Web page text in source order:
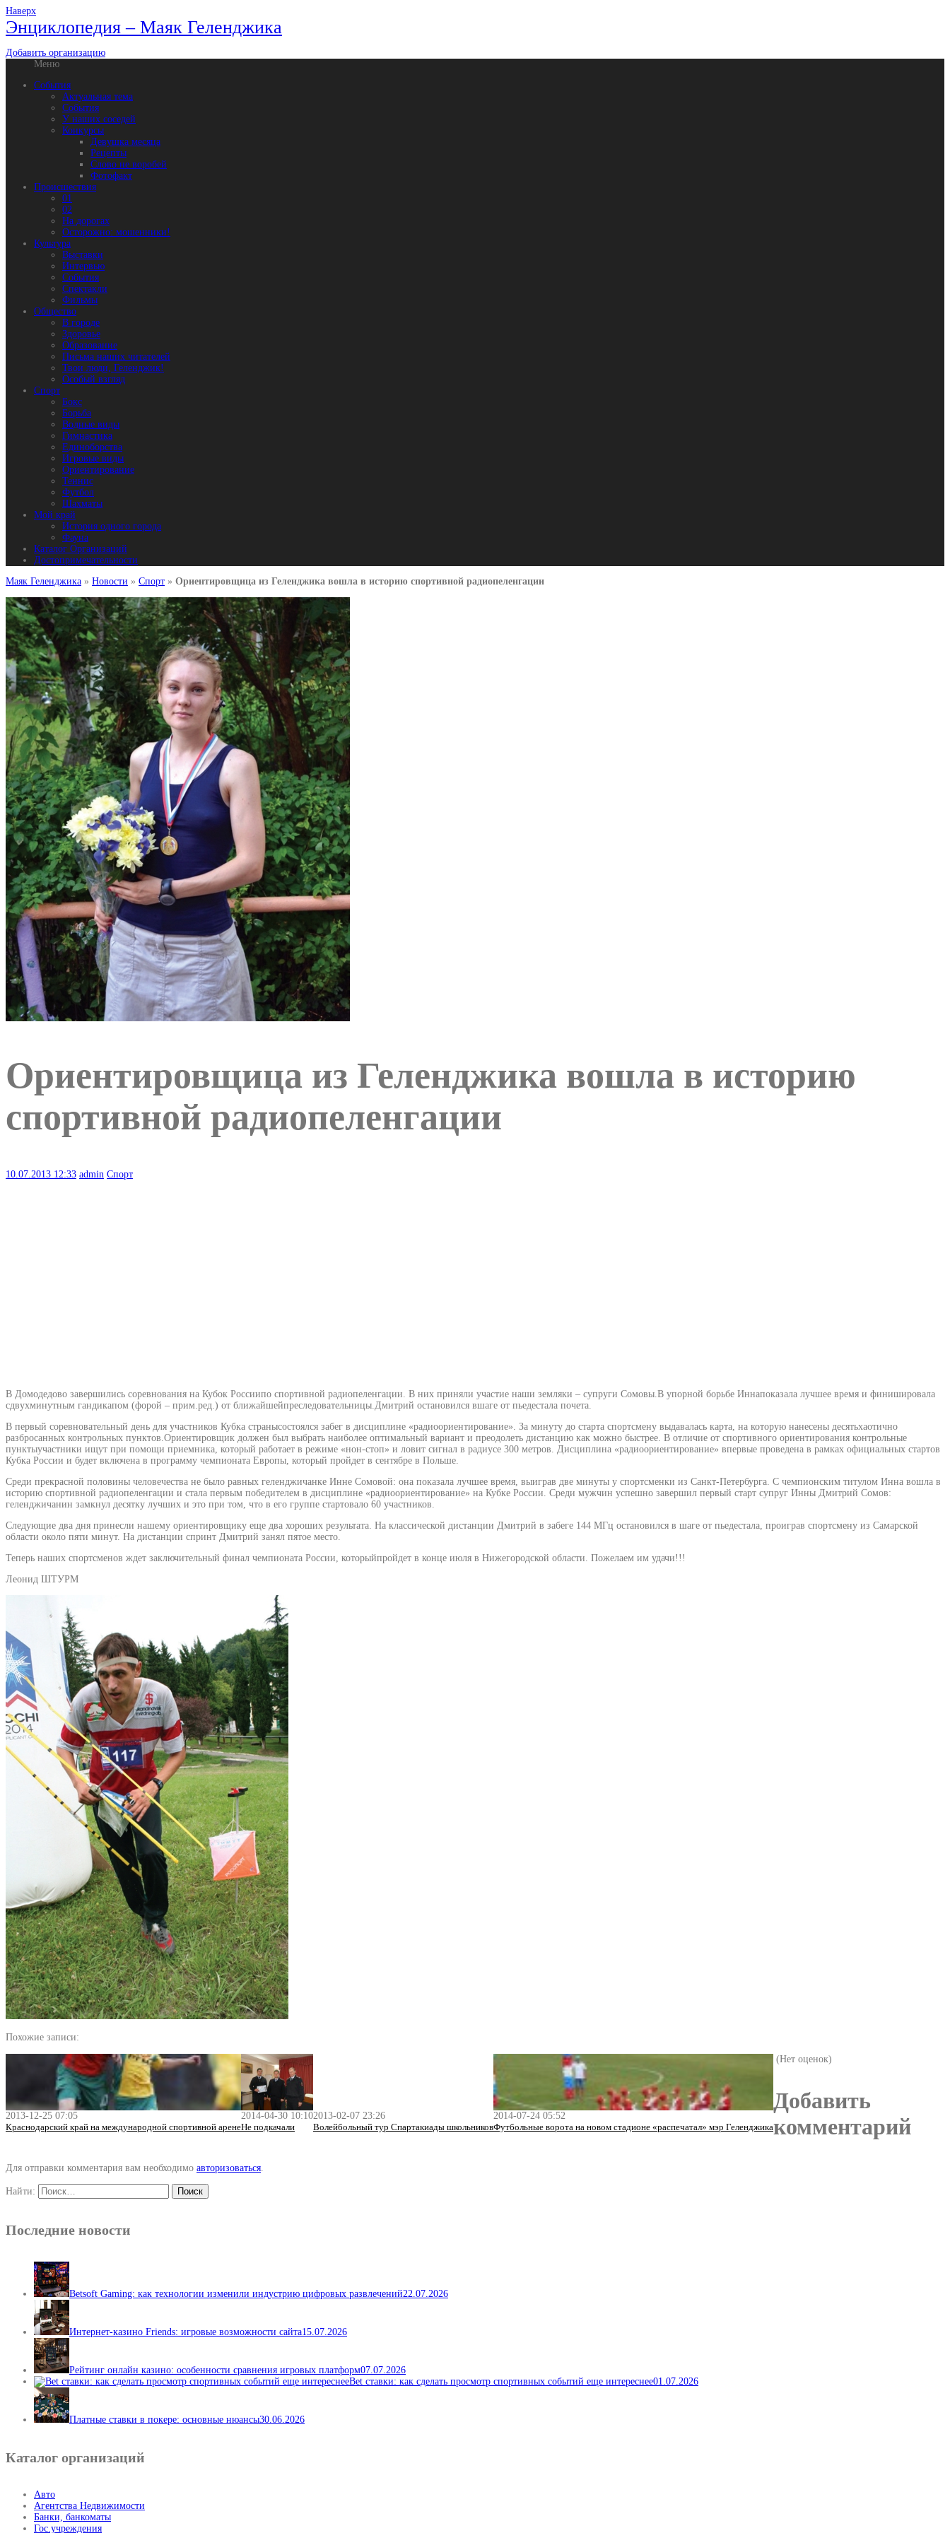
Наверх
Энциклопедия – Маяк Геленджика
Добавить организацию
Меню
События
Актуальная тема
События
У наших соседей
Конкурсы
Девушка месяца
Рецепты
Слово не воробей
Фотофакт
Происшествия
01
02
На дорогах
Осторожно: мошенники!
Культура
Выставки
Интервью
События
Спектакли
Фильмы
Общество
В городе
Здоровье
Образование
Письма наших читателей
Твои люди, Геленджик!
Особый взгляд
Спорт
Бокс
Борьба
Водные виды
Гимнастика
Единоборства
Игровые виды
Ориентирование
Теннис
Футбол
Шахматы
Мой край
История одного города
Фауна
Каталог Организаций
Достопримечательности
Маяк Геленджика » Новости » Спорт » Ориентировщица из Геленджика вошла в историю спортивной радиопеленгации
Ориентировщица из Геленджика вошла в историю
спортивной радиопеленгации
10.07.2013 12:33 admin Спорт
В Домодедово завершились соревнования на Кубок Россиипо спортивной радиопеленгации. В них приняли участие наши земляки – супруги Сомовы.В упорной борьбе Иннапоказала лучшее время и финишировала
сдвухминутным гандикапом (форой – прим.ред.) от ближайшейпреследовательницы.Дмитрий остановился вшаге от пьедестала почета.
В первый соревновательный день для участников Кубка странысостоялся забег в дисциплине «радиоориентирование». За минуту до старта спортсмену выдавалась карта, на которую нанесены десятьхаотично
разбросанных контрольных пунктов.Ориентировщик должен был выбрать наиболее оптимальный вариант и преодолеть дистанцию как можно быстрее. В отличие от спортивного ориентирования контрольные
пунктыучастники ищут при помощи приемника, который работает в режиме «нон-стоп» и ловит сигнал в радиусе 300 метров. Дисциплина «радиоориентирование» впервые проведена в рамках официальных стартов
Кубка России и будет включена в программу чемпионата Европы, который пройдет в сентябре в Польше.
Среди прекрасной половины человечества не было равных геленджичанке Инне Сомовой: она показала лучшее время, выиграв две минуты у спортсменки из Санкт-Петербурга. С чемпионским титулом Инна вошла в
историю спортивной радиопеленгации и стала первым победителем в дисциплине «радиоориентирование» на Кубке России. Среди мужчин успешно завершил первый старт супруг Инны Дмитрий Сомов:
геленджичанин замкнул десятку лучших и это при том, что в его группе стартовало 60 участников.
Следующие два дня принесли нашему ориентировщику еще два хороших результата. На классической дистанции Дмитрий в забеге 144 МГц остановился в шаге от пьедестала, проиграв спортсмену из Самарской
области около пяти минут. На дистанции спринт Дмитрий занял пятое место.
Теперь наших спортсменов ждет заключительный финал чемпионата России, которыйпройдет в конце июля в Нижегородской области. Пожелаем им удачи!!!
Леонид ШТУРМ
Похожие записи:
2013-12-25 07:05
Краснодарский край на международной спортивной арене
2014-04-30 10:10
Не подкачали
2013-02-07 23:26
Волейбольный тур Спартакиады школьников
2014-07-24 05:52
Футбольные ворота на новом стадионе «распечатал» мэр Геленджика
(Нет оценок)
Добавить
комментарий
Для отправки комментария вам необходимо авторизоваться
Найти:
Последние новости
Betsoft Gaming: как технологии изменили индустрию цифровых развлечений22.07.2026
Интернет-казино Friends: игровые возможности сайта15.07.2026
Рейтинг онлайн казино: особенности сравнения игровых платформ07.07.2026
Bet ставки: как сделать просмотр спортивных событий еще интереснее01.07.2026
Платные ставки в покере: основные нюансы30.06.2026
Каталог организаций
Авто
Агентства Недвижимости
Банки, банкоматы
Гос.учреждения